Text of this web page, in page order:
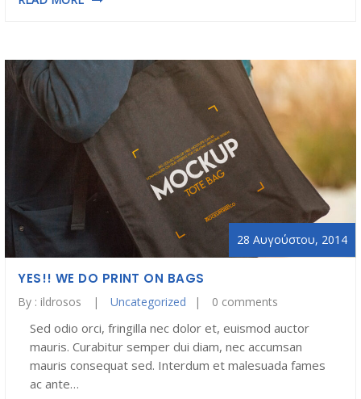
28 Αυγούστου, 2014
YES!! WE DO PRINT ON BAGS
By : ildrosos Uncategorized 0 comments
Sed odio orci, fringilla nec dolor et, euismod auctor
mauris. Curabitur semper dui diam, nec accumsan
mauris consequat sed. Interdum et malesuada fames
ac ante…